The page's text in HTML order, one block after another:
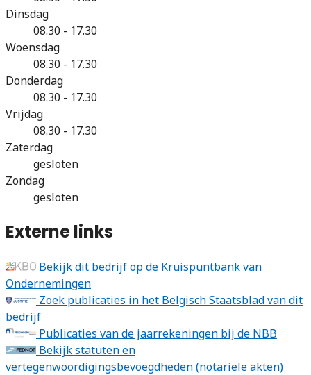
Dinsdag
08.30 - 17.30
Woensdag
08.30 - 17.30
Donderdag
08.30 - 17.30
Vrijdag
08.30 - 17.30
Zaterdag
gesloten
Zondag
gesloten
Externe links
Bekijk dit bedrijf op de Kruispuntbank van
Ondernemingen
Zoek publicaties in het Belgisch Staatsblad van dit
bedrijf
Publicaties van de jaarrekeningen bij de NBB
Bekijk statuten en
vertegenwoordigingsbevoegdheden (notariële akten)